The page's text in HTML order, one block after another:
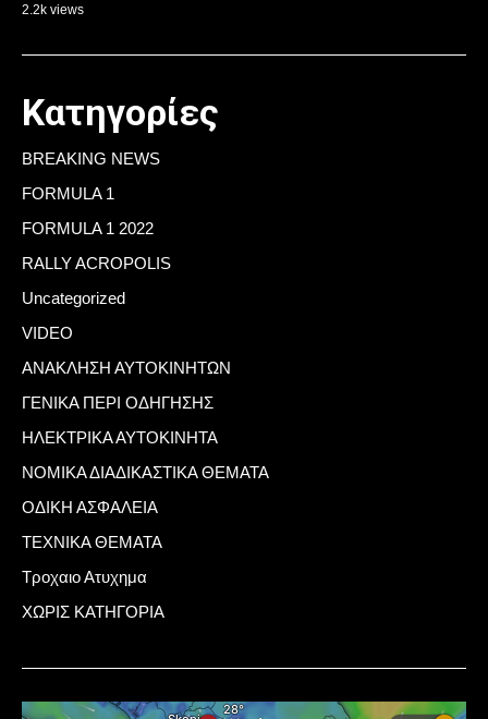
2.2k views
Κατηγορίες
BREAKING NEWS
FORMULA 1
FORMULA 1 2022
RALLY ACROPOLIS
Uncategorized
VIDEO
ΑΝΑΚΛΗΣΗ ΑΥΤΟΚΙΝΗΤΩΝ
ΓΕΝΙΚΑ ΠΕΡΙ ΟΔΗΓΗΣΗΣ
ΗΛΕΚΤΡΙΚΑ ΑΥΤΟΚΙΝΗΤΑ
ΝΟΜΙΚΑ ΔΙΑΔΙΚΑΣΤΙΚΑ ΘΕΜΑΤΑ
ΟΔΙΚΗ ΑΣΦΑΛΕΙΑ
ΤΕΧΝΙΚΑ ΘΕΜΑΤΑ
Τροχαιο Ατυχημα
ΧΩΡΙΣ ΚΑΤΗΓΟΡΙΑ